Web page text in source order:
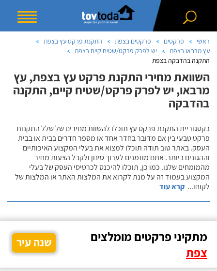
ראשי פרקטים פרקטים בצפת
התקנת פרקט עץ בצפת
עץ מרבאו בצפת
יש לפרק פרקט/שטיח קיים בצפת
התקנה בהדבקה בצפת
השוואת מחירי התקנת פרקט עץ בצפת, עץ
מרבאו, יש לפרק פרקט/שטיח קיים, התקנה
בהדבקה
בקטגוריית התקנת פרקט עץ תוכלו להשוות מחירים של שלל התקנות
פרקט טבעי בין אם מדובר בחדר אחד או מספר חדרים בבית או בבית
העסק. באתר טוב תודה תוכלו למצוא את בעלי המקצוע האיכותיים
וההגונים ביותר. אתם מוזמנים לערוך סינון ולקבל הצעות מחיר
מהמומחים שלנו. כמו כן, תוכלו להיכנס לכרטיסי העסק של בעלי
המקצוע בעמוד זה על מנת לקרוא את המלצות האתר או המלצות של
לקוחו... קרא עוד
מתקיני פרקטים מומלצים
צפת
שנה עיר